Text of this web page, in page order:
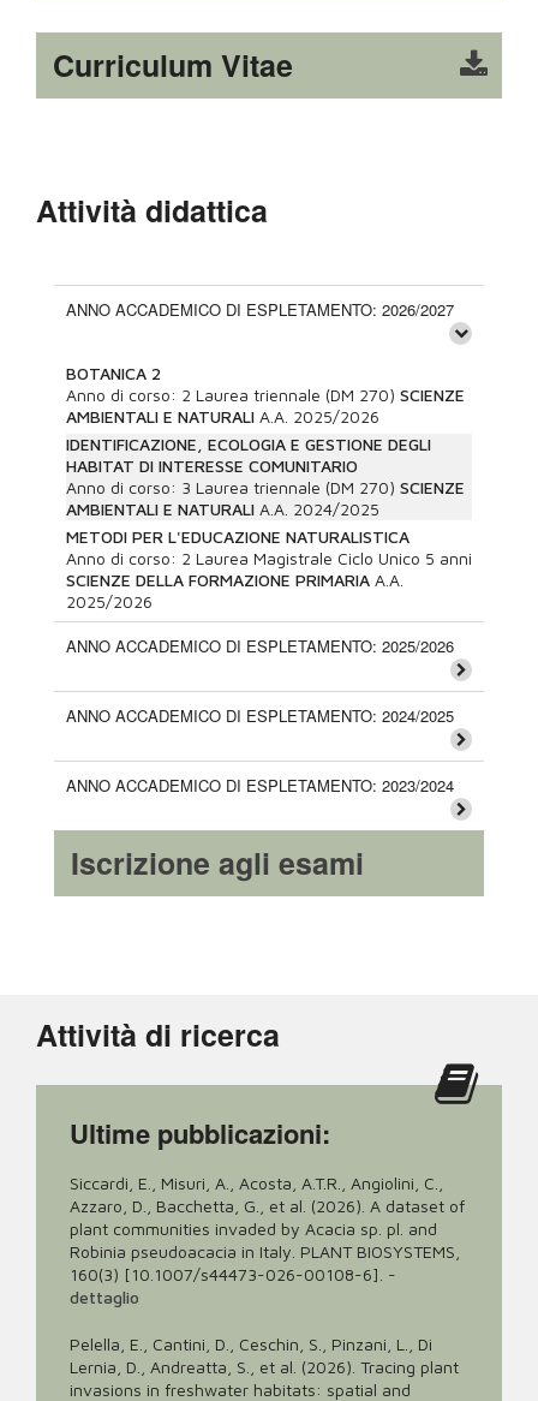
Curriculum Vitae
Attività didattica
ANNO ACCADEMICO DI ESPLETAMENTO: 2026/2027
BOTANICA 2
Anno di corso: 2 Laurea triennale (DM 270) SCIENZE
AMBIENTALI E NATURALI A.A. 2025/2026
IDENTIFICAZIONE, ECOLOGIA E GESTIONE DEGLI
HABITAT DI INTERESSE COMUNITARIO
Anno di corso: 3 Laurea triennale (DM 270) SCIENZE
AMBIENTALI E NATURALI A.A. 2024/2025
METODI PER L'EDUCAZIONE NATURALISTICA
Anno di corso: 2 Laurea Magistrale Ciclo Unico 5 anni
SCIENZE DELLA FORMAZIONE PRIMARIA A.A.
2025/2026
ANNO ACCADEMICO DI ESPLETAMENTO: 2025/2026
ANNO ACCADEMICO DI ESPLETAMENTO: 2024/2025
ANNO ACCADEMICO DI ESPLETAMENTO: 2023/2024
Iscrizione agli esami
Attività di ricerca
Ultime pubblicazioni:
Siccardi, E., Misuri, A., Acosta, A.T.R., Angiolini, C.,
Azzaro, D., Bacchetta, G., et al. (2026). A dataset of
plant communities invaded by Acacia sp. pl. and
Robinia pseudoacacia in Italy. PLANT BIOSYSTEMS,
160(3) [10.1007/s44473-026-00108-6]. -
dettaglio
Pelella, E., Cantini, D., Ceschin, S., Pinzani, L., Di
Lernia, D., Andreatta, S., et al. (2026). Tracing plant
invasions in freshwater habitats: spatial and